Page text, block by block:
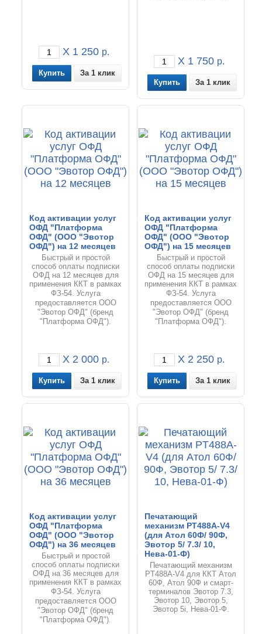
X 1 250 р.
За 1 клик
X 1 750 р.
За 1 клик
Код активации услуг
ОФД "Платформа
ОФД" (ООО "Эвотор
ОФД") на 12 месяцев
Быстрый и простой
способ оплаты подписки
ОФД на 12 месяцев для
применения ККТ в рамках
ФЗ-54. Услуга
предоставляется ООО
"Эвотор ОФД" (бренд
"Платформа ОФД").
X 2 000 р.
За 1 клик
Код активации услуг
ОФД "Платформа
ОФД" (ООО "Эвотор
ОФД") на 15 месяцев
Быстрый и простой
способ оплаты подписки
ОФД на 15 месяцев для
применения ККТ в рамках
ФЗ-54. Услуга
предоставляется ООО
"Эвотор ОФД" (бренд
"Платформа ОФД").
X 2 250 р.
За 1 клик
Код активации услуг
ОФД "Платформа
ОФД" (ООО "Эвотор
ОФД") на 36 месяцев
Быстрый и простой
способ оплаты подписки
ОФД на 36 месяцев для
применения ККТ в рамках
ФЗ-54. Услуга
предоставляется ООО
"Эвотор ОФД" (бренд
"Платформа ОФД").
Печатающий
механизм PT488A-V4
(для Атол 60Ф/ 90Ф,
Эвотор 5/ 7.3/ 10,
Нева-01-Ф)
Печатающий механизм
PT488A-V4 для ККТ Атол
60Ф, Атол 90Ф и смарт-
терминалов Эвотор 7.3,
Эвотор 10, Эвотор 5,
Эвотор 5i, Нева-01-Ф.